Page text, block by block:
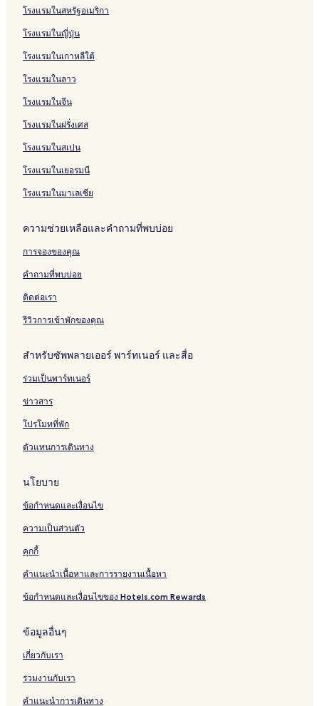
โรงแรมในสหรัฐอเมริกา
โรงแรมในญี่ปุ่น
โรงแรมในเกาหลีใต้
โรงแรมในลาว
โรงแรมในจีน
โรงแรมในฝรั่งเศส
โรงแรมในสเปน
โรงแรมในเยอรมนี
โรงแรมในมาเลเซีย
ความช่วยเหลือและคำถามที่พบบ่อย
การจองของคุณ
คำถามที่พบบ่อย
ติดต่อเรา
รีวิวการเข้าพักของคุณ
สำหรับซัพพลายเออร์ พาร์ทเนอร์ และสื่อ
ร่วมเป็นพาร์ทเนอร์
ข่าวสาร
โปรโมทที่พัก
ตัวแทนการเดินทาง
นโยบาย
ข้อกำหนดและเงื่อนไข
ความเป็นส่วนตัว
คุกกี้
คำแนะนำเนื้อหาและการรายงานเนื้อหา
ข้อกำหนดและเงื่อนไขของ Hotels.com Rewards
ข้อมูลอื่นๆ
เกี่ยวกับเรา
ร่วมงานกับเรา
คำแนะนำการเดินทาง